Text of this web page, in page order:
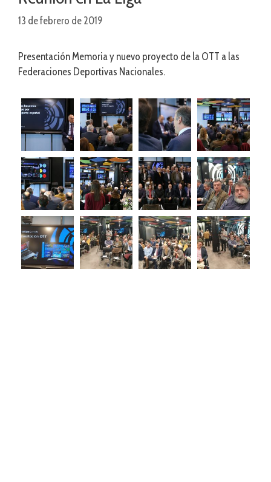
13 de febrero de 2019
Presentación Memoria y nuevo proyecto de la OTT a las
Federaciones Deportivas Nacionales.